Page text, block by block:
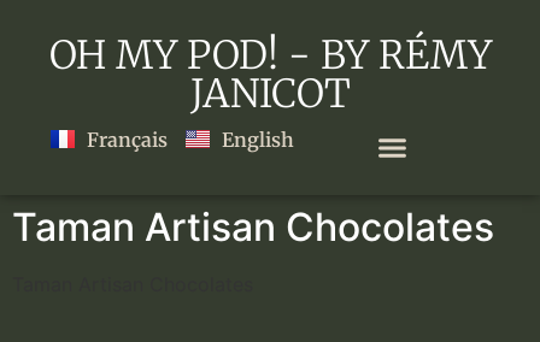
OH MY POD! - BY RÉMY
JANICOT
Français English
Taman Artisan Chocolates